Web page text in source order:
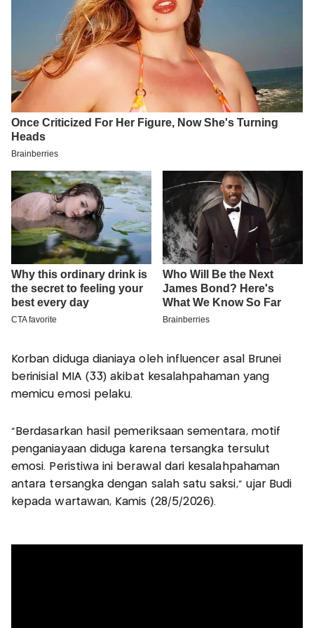
Korban diduga dianiaya oleh influencer asal Brunei
berinisial MIA (33) akibat kesalahpahaman yang
memicu emosi pelaku.
"Berdasarkan hasil pemeriksaan sementara, motif
penganiayaan diduga karena tersangka tersulut
emosi. Peristiwa ini berawal dari kesalahpahaman
antara tersangka dengan salah satu saksi," ujar Budi
kepada wartawan, Kamis (28/5/2026).